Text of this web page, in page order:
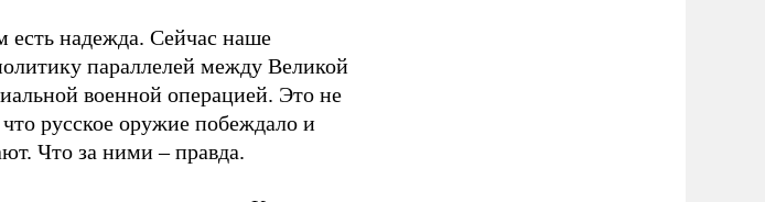
есть надежда. Сейчас наше
параллелей между Великой
военной операцией. Это не
русское оружие побеждало и
Что за ними – правда.